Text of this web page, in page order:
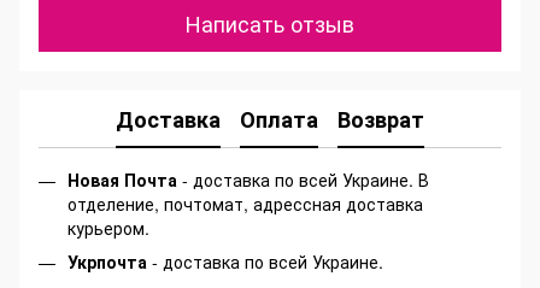
Написать отзыв
Доставка Оплата Возврат
Новая Почта - доставка по всей Украине. В
отделение, почтомат, адрессная доставка
курьером.
Укрпочта - доставка по всей Украине.